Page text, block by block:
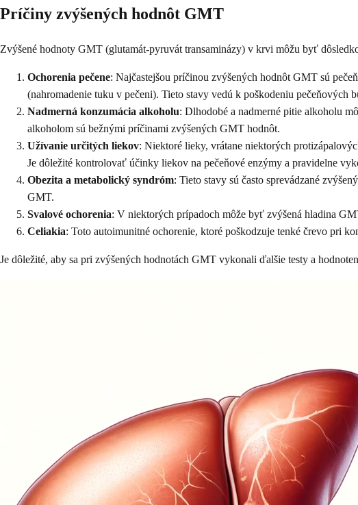
Príčiny zvýšených hodnôt GMT
Zvýšené hodnoty GMT (glutamát-pyruvát transaminázy) v krvi môžu byť
Ochorenia pečene: Najčastejšou príčinou zvýšených hodnôt GMT sú
(nahromadenie tuku v pečeni). Tieto stavy vedú k poškodeniu
Nadmerná konzumácia alkoholu: Dlhodobé a nadmerné pitie alkoholu
alkoholom sú bežnými príčinami zvýšených GMT hodnôt.
Užívanie určitých liekov: Niektoré lieky, vrátane niektorých
Je dôležité kontrolovať účinky liekov na pečeňové enzýmy a pravidelne
Obezita a metabolický syndróm: Tieto stavy sú často sprevádzané
GMT.
Svalové ochorenia: V niektorých prípadoch môže byť zvýšená hladina
Celiakia: Toto autoimunitné ochorenie, ktoré poškodzuje tenké črevo pri
Je dôležité, aby sa pri zvýšených hodnotách GMT vykonali ďalšie testy a